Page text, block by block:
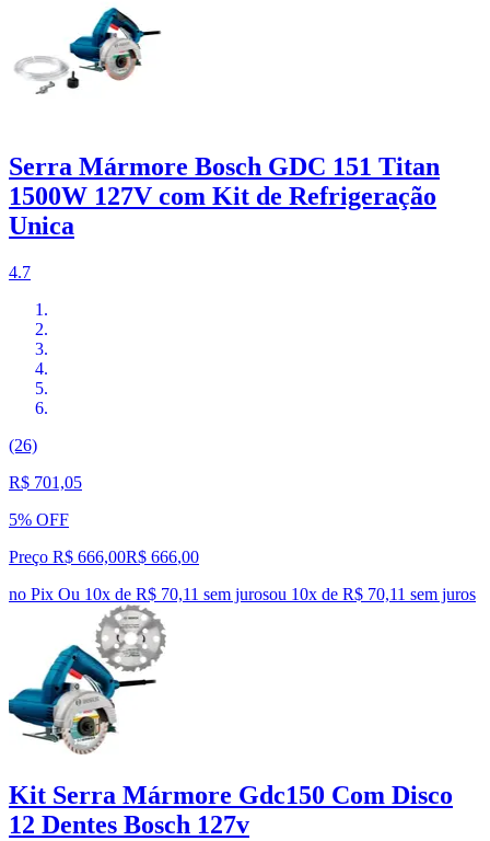
Serra Mármore Bosch GDC 151 Titan
1500W 127V com Kit de Refrigeração
Unica
4.7
(26)
R$ 701,05
5% OFF
Preço R$ 666,00R$ 666,00
no Pix Ou 10x de R$ 70,11 sem jurosou 10x de R$ 70,11 sem juros
Kit Serra Mármore Gdc150 Com Disco
12 Dentes Bosch 127v